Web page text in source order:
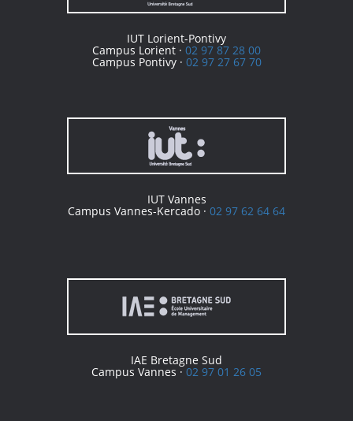
IUT Lorient-Pontivy
Campus Lorient · 02 97 87 28 00
Campus Pontivy · 02 97 27 67 70
IUT Vannes
Campus Vannes-Kercado · 02 97 62 64 64
IAE Bretagne Sud
Campus Vannes ·02 97 01 26 05